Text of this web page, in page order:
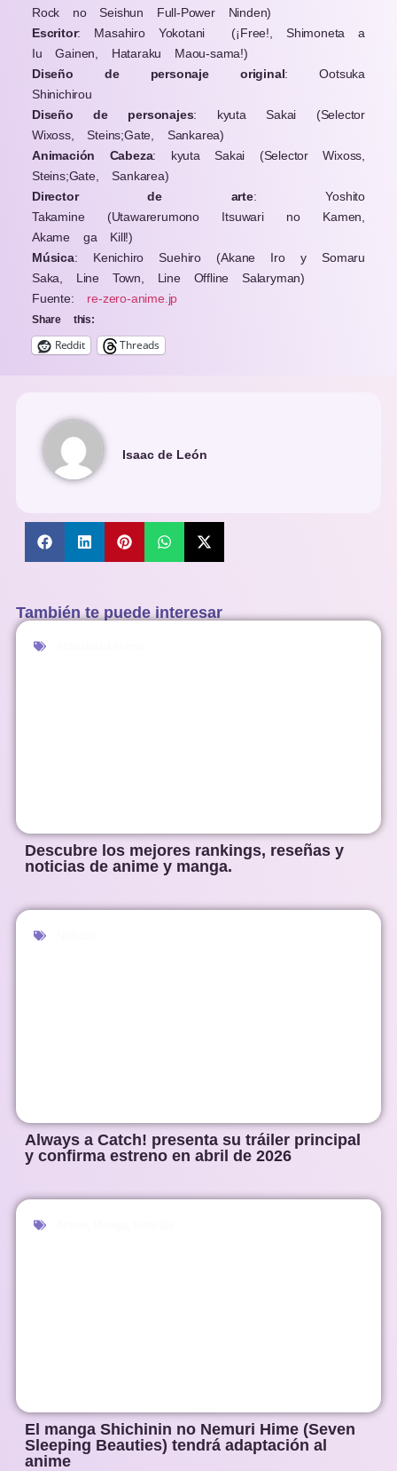
Rock no Seishun Full-Power Ninden)
Escritor: Masahiro Yokotani
(¡Free!, Shimoneta a
Iu Gainen, Hataraku Maou-sama!)
Diseño de personaje original: Ootsuka
Shinichirou
Diseño de personajes: kyuta Sakai
(Selector
Wixoss, Steins;Gate, Sankarea)
Animación Cabeza: kyuta Sakai
(Selector Wixoss,
Steins;Gate, Sankarea)
Director de arte: Yoshito
Takamine
(Utawarerumono Itsuwari no Kamen,
Akame ga Kill!)
Música: Kenichiro Suehiro (Akane Iro y Somaru
Saka, Line Town, Line Offline Salaryman)
Fuente: re-zero-anime.jp
Share this:
Reddit Threads
Isaac de León
También te puede interesar
Descubre los mejores rankings, reseñas y
noticias de anime y manga.
Always a Catch! presenta su tráiler principal
y confirma estreno en abril de 2026
El manga Shichinin no Nemuri Hime (Seven
Sleeping Beauties) tendrá adaptación al
anime